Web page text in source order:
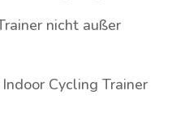
nicht außer
Cycling Trainer